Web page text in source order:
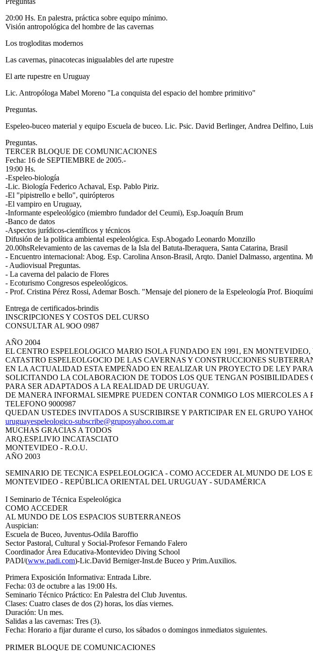
20:00 Hs. En palestra, práctica sobre equipo mínimo.
Visión antropológica del hombre de las cavernas
Los trogloditas modernos
Las cavernas, pinacotecas inigualables del arte rupestre
El arte rupestre en Uruguay
Lic. Antropóloga Mabel Moreno "La conquista del espacio del hombre primitivo"
Preguntas.
Espeleo-buceo material y equipo Escuela de buceo. Lic. Psic. David Berlinger, Andrea Delfino,
Preguntas.
TERCER BLOQUE DE COMUNICACIONES
Fecha: 16 de SEPTIEMBRE de 2005.-
19:00 Hs.
-Espeleo-biología
-Lic. Biología Federico Achaval, Esp. Pablo Piriz.
-El "pipistrello e bello", quirópteros
-El vampiro en Uruguay,
-Informante espeleológico (miembro fundador del Ceumi), Esp.Joaquín Brum
-Banco de datos
-Aspectos jurídicos-científicos y técnicos
Difusión de la política ambiental espeleológica. Esp.Abogado Leonardo Monzillo
20.00hsRelevamiento de las cavernas de la Isla del Batuta-Iberaquera, Santa Catarina, Brasil
- Encuentro internacional: Abog. Esp. Carolina Anson-Brasil, Arqto. Daniel Dalmasso, argentina.
- Audiovisual Preguntas.
- La caverna del palacio de Flores
- Ecoturismo Congresos espeleológicos.
- Prof. Cristina Pérez Rossi, Ademar Bosch. "Mensaje del pionero de la Espeleología Prof.
Entrega de certificados-brindis
INSCRIPCIONES Y COSTOS DEL CURSO
CONSULTAR AL 9OO 0987
AÑO 2004
EL CENTRO ESPELEOLOGICO MARIO ISOLA FUNDADO EN 1991, EN
CATASTRO ESPELEOLGOCIO DE LAS CAVERNAS Y CONSTRUCCIONES
EN LA ACTUALIDAD ESTA EMPEÑADO EN REALIZAR UN PROYECTO DE LEY
SOLICITANDO LA COLABORACION DE TODOS LOS QUE TENGAN
PARA SER ADAPTADOS A LA REALIDAD DE URUGUAY.
DE MANERA INFORMAL SIEMPRE PUEDEN CONTAR CONMIGO LOS MIERCOLES
TELEFONO 9000987
QUEDAN USTEDES INVITADOS A SUSCRIBIRSE Y PARTICIPAR EN EL GRUPO
uruguayespeleologico-subscribe@gruposyahoo.com.ar
MUCHAS GRACIAS A TODOS
ARQ.ESP.LIVIO INCATASCIATO
MONTEVIDEO - R.O.U.
AÑO 2003
SEMINARIO DE TECNICA ESPELEOLOGICA - COMO ACCEDER AL MUNDO DE LOS
MONTEVIDEO - REPÚBLICA ORIENTAL DEL URUGUAY - SUDAMÉRICA
I Seminario de Técnica Espeleológica
COMO ACCEDER
AL MUNDO DE LOS ESPACIOS SUBTERRANEOS
Auspician:
Escuela de Buceo, Juventus-Odila Baroffio
Sector Pastoral, Cultural y Social-Profesor Fernando Falero
Coordinador Área Educativa-Montevideo Diving School
PADI/(www.padi.com)-Lic.David Berniger-Inst.de Buceo y Prim.Auxilios.
Primera Exposición Informativa: Entrada Libre.
Fecha: 03 de octubre a las 19:00 Hs.
Seminario Técnico Práctico: En Palestra del Club Juventus.
Clases: Cuatro clases de dos (2) horas, los días viernes.
Duración: Un mes.
Salidas a las cavernas: Tres (3).
Fecha: Horario a fijar durante el curso, los sábados o domingos inmediatos siguientes.
PRIMER BLOQUE DE COMUNICACIONES